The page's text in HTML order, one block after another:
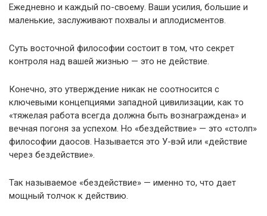
Ежедневно и каждый по-своему. Ваши усилия, большие и
маленькие, заслуживают похвалы и аплодисментов.
Суть восточной философии состоит в том, что секрет
контроля над вашей жизнью — это не действие.
Конечно, это утверждение никак не соотносится с
ключевыми концепциями западной цивилизации, как то
«тяжелая работа всегда должна быть вознаграждена» и
вечная погоня за успехом. Но «бездействие» — это «столп»
философии даосов. Называется это У-вэй или «действие
через бездействие».
Так называемое «бездействие» — именно то, что дает
мощный толчок к действию.